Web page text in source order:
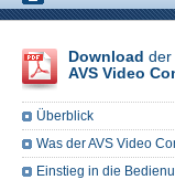
Download der
AVS Video
Überblick
Was der AVS Video
Einstieg in die